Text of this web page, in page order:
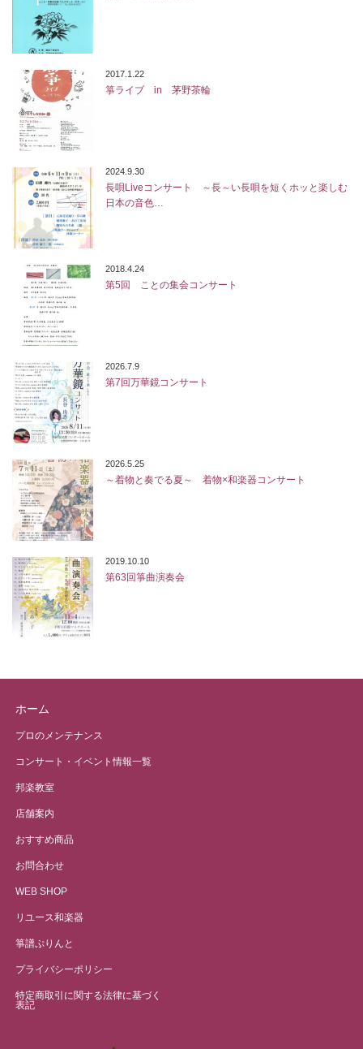
2017.1.22
箏ライブ in 茅野茶輪
2024.9.30
長唄Liveコンサート ～長～い長唄を短くホッと楽しむ
日本の音色…
2018.4.24
第5回 ことの集会コンサート
2026.7.9
第7回万華鏡コンサート
2026.5.25
～着物と奏でる夏～ 着物×和楽器コンサート
2019.10.10
第63回箏曲演奏会
ホーム
プロのメンテナンス
コンサート・イベント情報一覧
邦楽教室
店舗案内
おすすめ商品
お問合わせ
WEB SHOP
リユース和楽器
箏譜ぷりんと
プライバシーポリシー
特定商取引に関する法律に基づく
表記